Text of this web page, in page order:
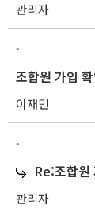
관리자
-
조합원 가입
이재민
-
Re:조합원
관리자